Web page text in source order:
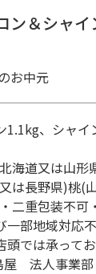
ン＆シャイ
お中元
、シャイ
海道又は山形
は長野県)桃(
重包装不可
一部地域対
頭では承って
屋 法人事業部